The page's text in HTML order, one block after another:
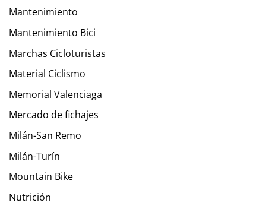
Mantenimiento
Mantenimiento Bici
Marchas Cicloturistas
Material Ciclismo
Memorial Valenciaga
Mercado de fichajes
Milán-San Remo
Milán-Turín
Mountain Bike
Nutrición